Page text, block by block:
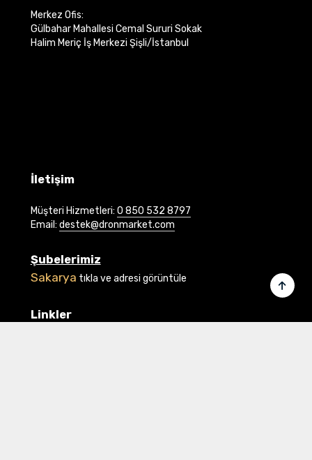
Merkez Ofis:
Gülbahar Mahallesi Cemal Sururi Sokak
Halim Meriç İş Merkezi Şişli/İstanbul
İletişim
Müşteri Hizmetleri: 0 850 532 8797
Email: destek@dronmarket.com
Şubelerimiz
Sakarya tıkla ve adresi görüntüle
Linkler